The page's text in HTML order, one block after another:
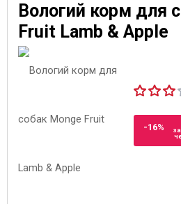
Вологий корм для
Fruit Lamb & Apple
-16%